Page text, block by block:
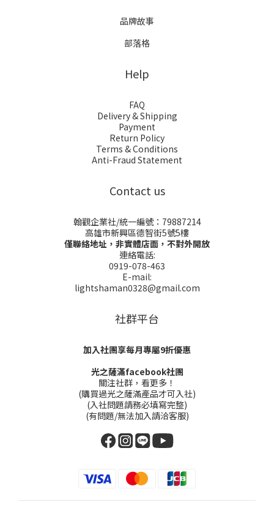
品牌故事
部落格
Help
FAQ
Delivery & Shipping
Payment
Return Policy
Terms & Conditions
Anti-Fraud Statement
Contact us
翰觀企業社/統一編號：79887214
高雄市新興區德智街5號5樓
僅聯絡地址，非實體店面，不對外開放
連絡電話:
0919-078-463
E-mail:
lightshaman0328@gmail.com
社群平台
加入社團享每月專屬9折優惠
光之薩滿facebook社團
關注社群，看更多！
(購買過光之薩滿產品才可入社)
(入社問題請務必填寫完整)
(有問題/無法加入請洽客服)